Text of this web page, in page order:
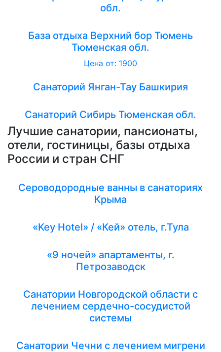
обл.
База отдыха Верхний бор Тюмень
Тюменская обл.
Цена от: 1900
Санаторий Янган-Тау Башкирия
Санаторий Сибирь Тюменская обл.
Лучшие санатории, пансионаты,
отели, гостиницы, базы отдыха
России и стран СНГ
Сероводородные ванны в санаториях
Крыма
«Key Hotel» / «Кей» отель, г.Тула
«9 ночей» апартаменты, г.
Петрозаводск
Санатории Новгородской области с
лечением сердечно-сосудистой
системы
Санатории Чечни с лечением мигрени